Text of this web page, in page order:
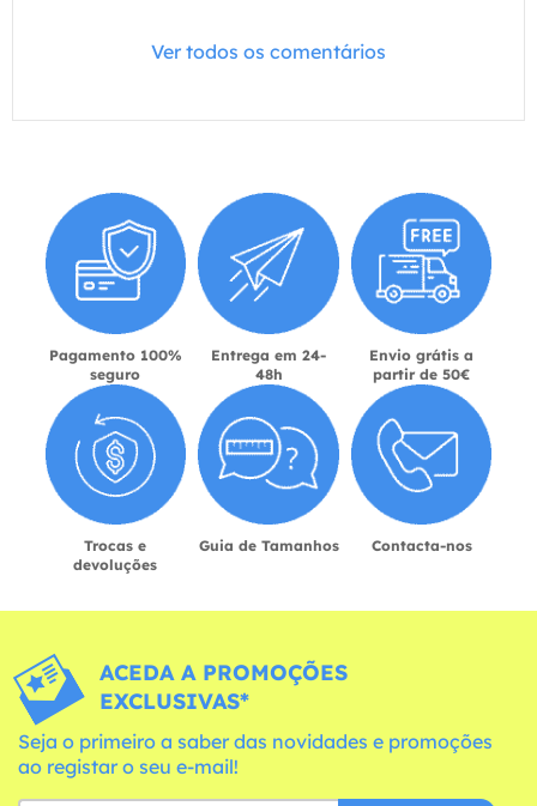
Ver todos os comentários
Pagamento 100%
seguro
Entrega em 24-
48h
Envio grátis a
partir de 50€
Trocas e
devoluções
Guia de Tamanhos Contacta-nos
ACEDA A PROMOÇÕES
EXCLUSIVAS*
Seja o primeiro a saber das novidades e promoções
ao registar o seu e-mail!